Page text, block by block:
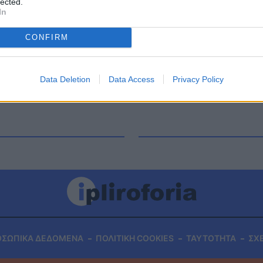
CONFIRM
Data Deletion Data Access Privacy Policy
στην Κέρτεζη Καλαβρύτων Πώς
Τζένος, ο διευθυντής της εφημερίδας
του πνοή στα […]
ΔΕΔΟΜΕΝΑ ΠΟΛΙΤΙΚΗ COOKIES ΤΑΥΤΟΤΗΤΑ